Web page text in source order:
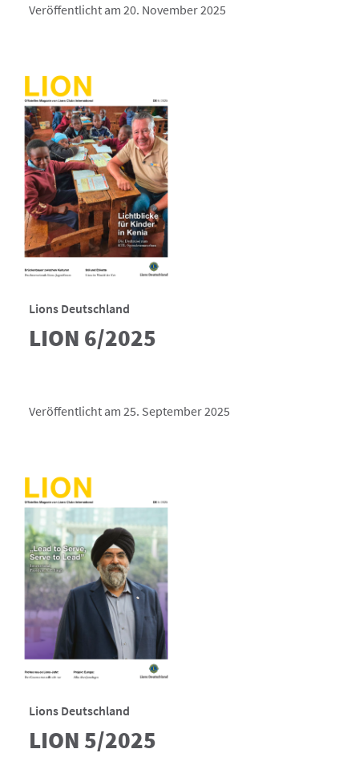
Veröffentlicht am 20. November 2025
Lions Deutschland
LION 6/2025
Veröffentlicht am 25. September 2025
Lions Deutschland
LION 5/2025